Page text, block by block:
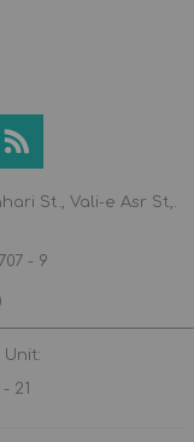
St., Vali-e Asr St,.
- 9
21